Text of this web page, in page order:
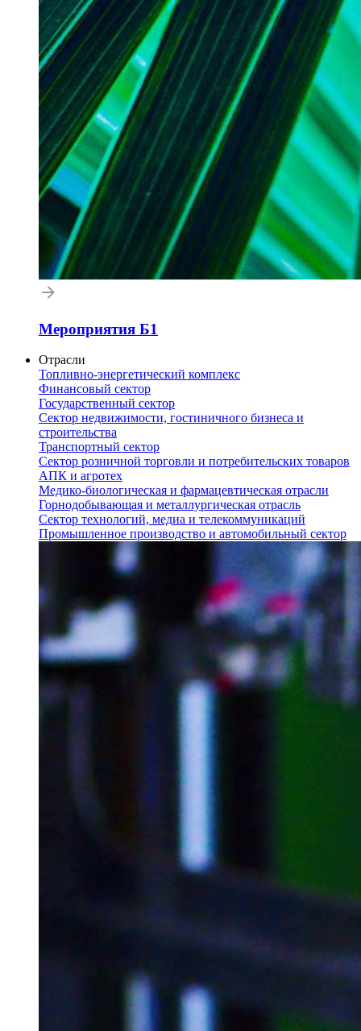
Мероприятия Б1
Отрасли
Топливно-энергетический комплекс
Финансовый сектор
Государственный сектор
Сектор недвижимости, гостиничного бизнеса и
строительства
Транспортный сектор
Сектор розничной торговли и потребительских товаров
АПК и агротех
Медико-биологическая и фармацевтическая отрасли
Горнодобывающая и металлургическая отрасль
Сектор технологий, медиа и телекоммуникаций
Промышленное производство и автомобильный сектор